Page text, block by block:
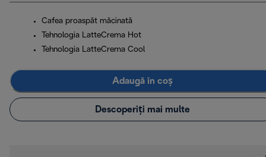
Cafea proaspăt măcinată
Tehnologia LatteCrema Hot
Tehnologia LatteCrema Cool
Adaugă în coș
Descoperiți mai multe